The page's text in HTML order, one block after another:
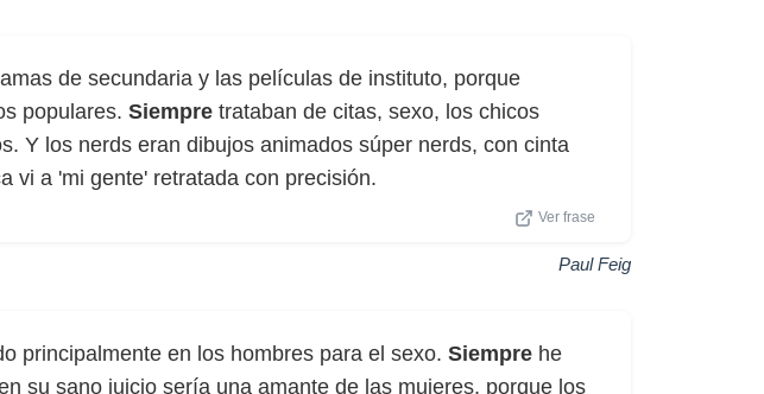
de secundaria y las películas de instituto, porque
populares. Siempre trataban de citas, sexo, los chicos
Y los nerds eran dibujos animados súper nerds, con cinta
vi a 'mi gente' retratada con precisión.
Ver frase
Paul Feig
principalmente en los hombres para el sexo. Siempre he
su sano juicio sería una amante de las mujeres, porque los